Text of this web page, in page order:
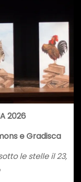
2026
e Gradisca
le stelle il 23,